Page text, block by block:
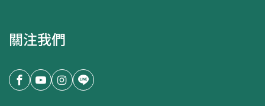
關注我們